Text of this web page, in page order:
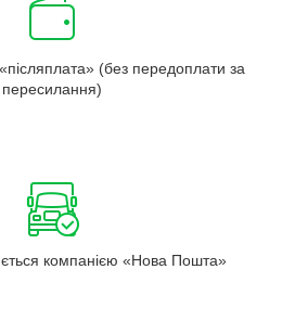
(без передоплати за
пересилання)
компанією «Нова Пошта»